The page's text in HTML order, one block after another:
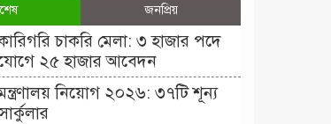
জনপ্রিয়
চাকরি মেলা: ৩ হাজার পদে
২৫ হাজার আবেদন
নিয়োগ ২০২৬: ৩৭টি শূন্য